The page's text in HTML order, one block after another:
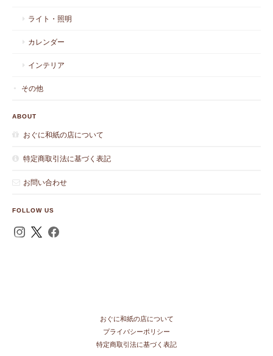
ライト・照明
カレンダー
インテリア
その他
ABOUT
おぐに和紙の店について
特定商取引法に基づく表記
お問い合わせ
FOLLOW US
おぐに和紙の店について
プライバシーポリシー
特定商取引法に基づく表記